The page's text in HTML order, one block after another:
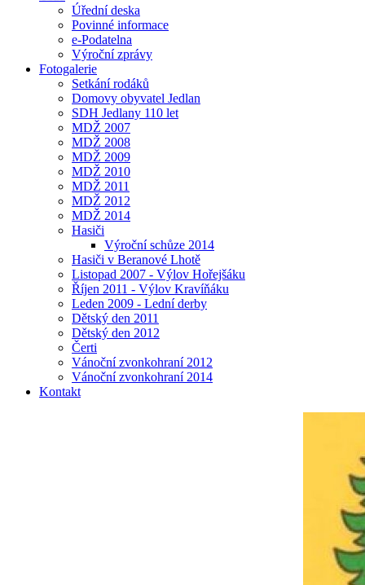
Úřední deska
Povinné informace
e-Podatelna
Výroční zprávy
Fotogalerie
Setkání rodáků
Domovy obyvatel Jedlan
SDH Jedlany 110 let
MDŽ 2007
MDŽ 2008
MDŽ 2009
MDŽ 2010
MDŽ 2011
MDŽ 2012
MDŽ 2014
Hasiči
Výroční schůze 2014
Hasiči v Beranové Lhotě
Listopad 2007 - Výlov Hořejšáku
Říjen 2011 - Výlov Kravíňáku
Leden 2009 - Lední derby
Dětský den 2011
Dětský den 2012
Čerti
Vánoční zvonkohraní 2012
Vánoční zvonkohraní 2014
Kontakt